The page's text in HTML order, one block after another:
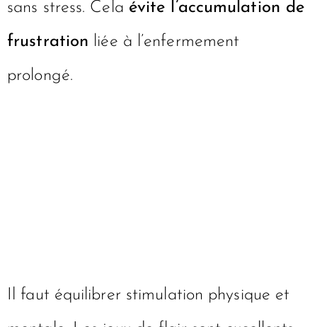
sans stress. Cela évite l’accumulation de
frustration liée à l’enfermement
prolongé.